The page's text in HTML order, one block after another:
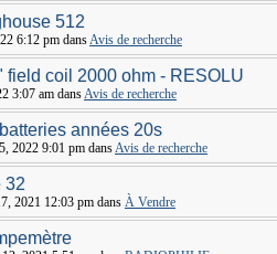
512
6:12 pm dansAvis de recherche
field coil 2000 ohm - RESOLU
3:07 am dansAvis de recherche
années 20s
2022 9:01 pm dansAvis de recherche
32
2021 12:03 pm dans À Vendre